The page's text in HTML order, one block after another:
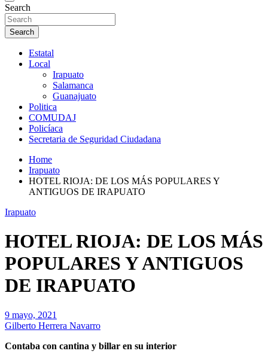
Search
Search
Estatal
Local
Irapuato
Salamanca
Guanajuato
Politica
COMUDAJ
Policíaca
Secretaria de Seguridad Ciudadana
Home
Irapuato
HOTEL RIOJA: DE LOS MÁS POPULARES Y
ANTIGUOS DE IRAPUATO
Irapuato
HOTEL RIOJA: DE LOS MÁS
POPULARES Y ANTIGUOS
DE IRAPUATO
9 mayo, 2021
Gilberto Herrera Navarro
Contaba con cantina y billar en su interior